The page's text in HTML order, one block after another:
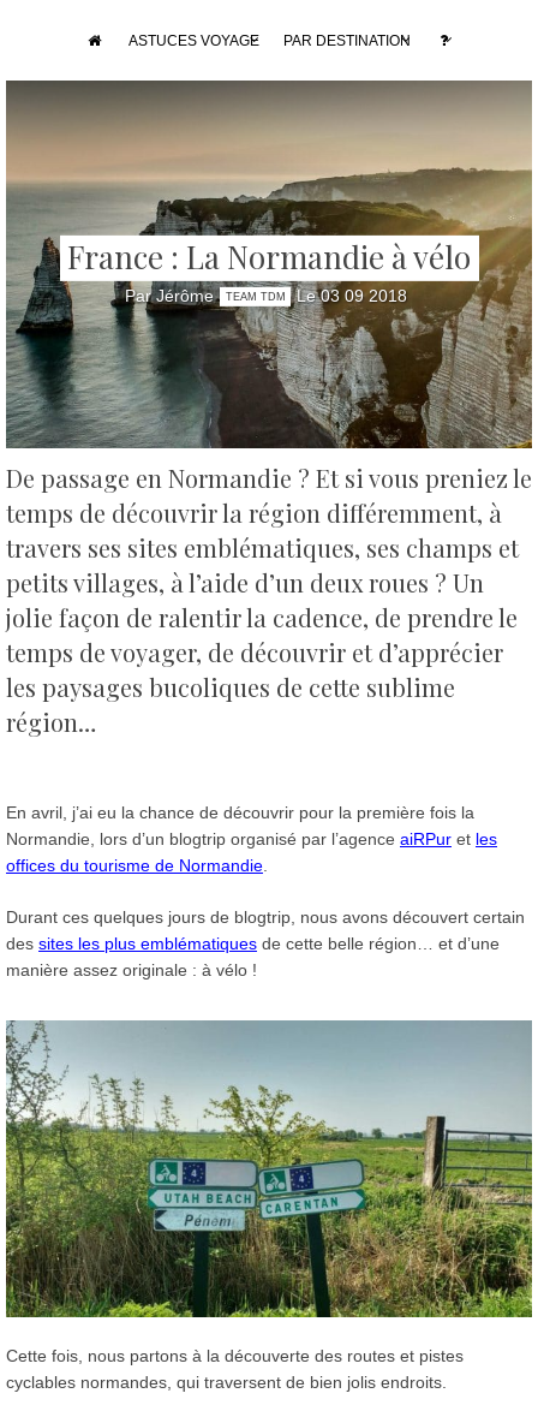
ASTUCES VOYAGE PAR DESTINATION
France : La Normandie à vélo
Par Jérôme TEAM TDM Le 03 09 2018
De passage en Normandie ? Et si vous preniez le
temps de découvrir la région différemment, à
travers ses sites emblématiques, ses champs et
petits villages, à l’aide d’un deux roues ? Un
jolie façon de ralentir la cadence, de prendre le
temps de voyager, de découvrir et d’apprécier
les paysages bucoliques de cette sublime
région…
En avril, j’ai eu la chance de découvrir pour la première fois la
Normandie, lors d’un blogtrip organisé par l’agence aiRPur et les
offices du tourisme de Normandie.
Durant ces quelques jours de blogtrip, nous avons découvert certain
des sites les plus emblématiques de cette belle région… et d’une
manière assez originale : à vélo !
Cette fois, nous partons à la découverte des routes et pistes
cyclables normandes, qui traversent de bien jolis endroits.